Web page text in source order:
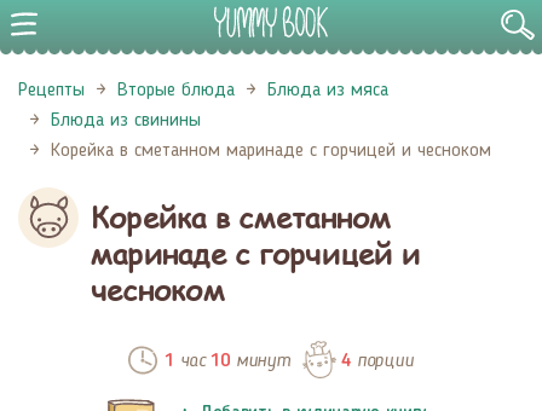
Рецепты Вторые блюда
Блюда из мяса
Блюда из свинины
Корейка в сметанном маринаде с горчицей и чесноком
Корейка в сметанном
маринаде с горчицей и
чесноком
1 час 10минут 4порции